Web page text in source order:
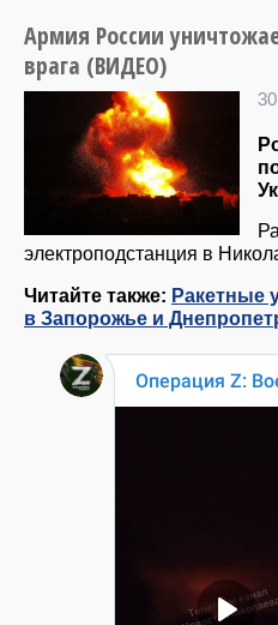
Армия России
врага (ВИДЕО)
электроподстанция в
Читайте также: Ракетные
в Запорожье и